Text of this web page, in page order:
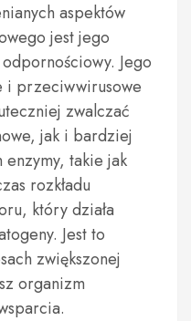
aspektów
jest jego
odpornościowy. Jego
i przeciwwirusowe
zwalczać
jak i bardziej
takie jak
rozkładu
który działa
Jest to
zwiększonej
organizm